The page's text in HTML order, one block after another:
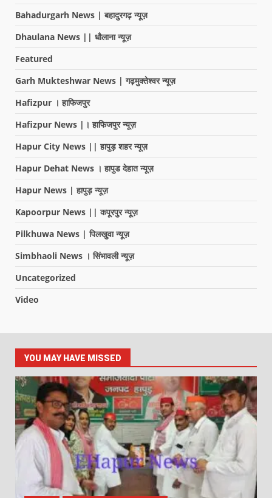
Bahadurgarh News | बहादुरगढ़ न्यूज़
Dhaulana News || धौलाना न्यूज़
Featured
Garh Mukteshwar News | गढ़मुक्तेश्वर न्यूज़
Hafizpur । हाफिजपुर
Hafizpur News |। हाफिजपुर न्यूज़
Hapur City News || हापुड़ शहर न्यूज़
Hapur Dehat News । हापुड देहात न्यूज़
Hapur News | हापुड़ न्यूज़
Kapoorpur News || कपूरपुर न्यूज़
Pilkhuwa News | पिलखुवा न्यूज़
Simbhaoli News । सिंभावली न्यूज़
Uncategorized
Video
YOU MAY HAVE MISSED